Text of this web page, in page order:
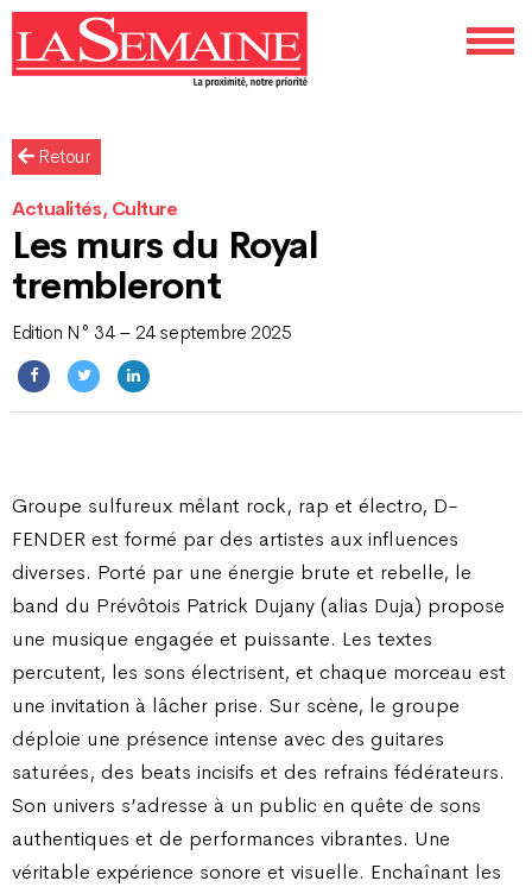
Retour
Actualités, Culture
Les murs du Royal
trembleront
Edition N° 34 – 24 septembre 2025
Groupe sulfureux mêlant rock, rap et électro, D-
FENDER est formé par des artistes aux influences
diverses. Porté par une énergie brute et rebelle, le
band du Prévôtois Patrick Dujany (alias Duja) propose
une musique engagée et puissante. Les textes
percutent, les sons électrisent, et chaque morceau est
une invitation à lâcher prise. Sur scène, le groupe
déploie une présence intense avec des guitares
saturées, des beats incisifs et des refrains fédérateurs.
Son univers s’adresse à un public en quête de sons
authentiques et de performances vibrantes. Une
véritable expérience sonore et visuelle. Enchaînant les